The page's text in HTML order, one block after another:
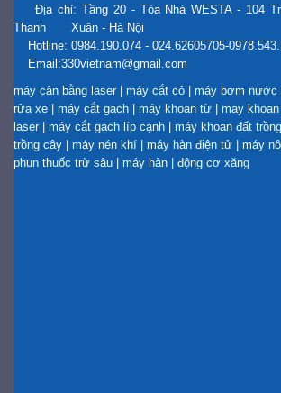
Địa chỉ: Tầng 20 - Tòa Nhà WESTA - 104
Thanh Xuân - Hà Nội
Hotline: 0984.190.074 - 024.62605705-
Email:330vietnam@gmail.com
máy cân bằng laser | máy cắt cỏ | máy bơm nước
rửa xe | máy cắt gạch | máy khoan từ | may
laser | máy cắt gạch líp cạnh | máy khoan đất
trồng cây | máy nén khí | máy hàn điện tử | máy
phun thuốc trừ sâu | máy hàn | động cơ xăng